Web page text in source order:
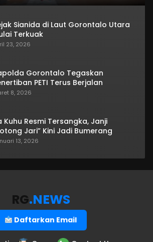
Sianida di Laut Gorontalo Utara
Terkuak
23, 2026
Gorontalo Tegaskan
PETI Terus Berjalan
8, 2026
Kuhu Resmi Tersangka, Janji
Jari” Kini Jadi Bumerang
13, 2026
RG.NEWS
Daftarkan Email